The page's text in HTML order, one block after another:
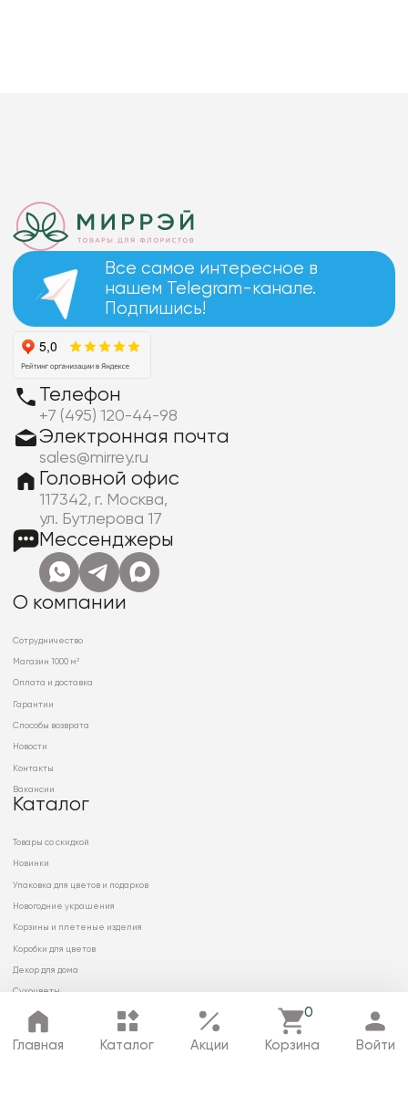
Главная Каталог Акции
0
Корзина Войти
Все самое интересное в
нашем Telegram-канале.
Подпишись!
Телефон
+7 (495) 120-44-98
Электронная почта
sales@mirrey.ru
Головной офис
117342, г. Москва,
ул. Бутлерова 17
Мессенджеры
О компании
Сотрудничество
Магазин 1000 м²
Оплата и доставка
Гарантии
Способы возврата
Новости
Контакты
Вакансии
Каталог
Товары со скидкой
Новинки
Упаковка для цветов и подарков
Новогодние украшения
Корзины и плетеные изделия
Коробки для цветов
Декор для дома
Сухоцветы
© 2026 ООО «МИРРЭЙ»